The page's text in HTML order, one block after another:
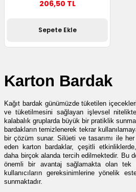
206,50 TL
Sepete Ekle
Karton Bardak
Kağıt bardak günümüzde tüketilen
ve tüketilmesini sağlayan işlevsel
kalabalık gruplarda büyük bir pratiklik
bardakların temizlenerek tekrar
bir çözüm sunar. Silüeti ve tasarımı ile
eden karton bardaklar, çeşitli
daha birçok alanda tercih edilmektedir. Bu
önemli bir avantaj sağlamakta olan tek
kullanıcıların gereksinimlerine yönelik
sunmaktadır.